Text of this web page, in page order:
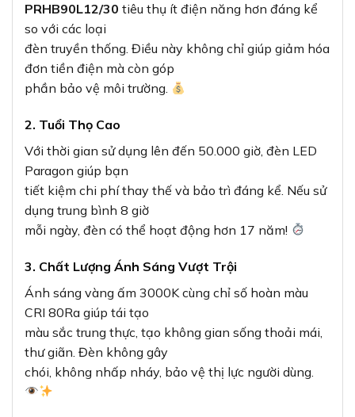
PRHB90L12/30 tiêu thụ ít điện năng hơn đáng kể
so với các loại
đèn truyền thống. Điều này không chỉ giúp giảm hóa
đơn tiền điện mà còn góp
phần bảo vệ môi trường.
2. Tuổi Thọ Cao
Với thời gian sử dụng lên đến 50.000 giờ, đèn LED
Paragon giúp bạn
tiết kiệm chi phí thay thế và bảo trì đáng kể. Nếu sử
dụng trung bình 8 giờ
mỗi ngày, đèn có thể hoạt động hơn 17 năm!
3. Chất Lượng Ánh Sáng Vượt Trội
Ánh sáng vàng ấm 3000K cùng chỉ số hoàn màu
CRI 80Ra giúp tái tạo
màu sắc trung thực, tạo không gian sống thoải mái,
thư giãn. Đèn không gây
chói, không nhấp nháy, bảo vệ thị lực người dùng.